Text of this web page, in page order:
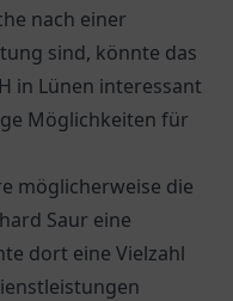
nach einer
sind, könnte das
in Lünen interessant
Möglichkeiten für
möglicherweise die
Saur eine
dort eine Vielzahl